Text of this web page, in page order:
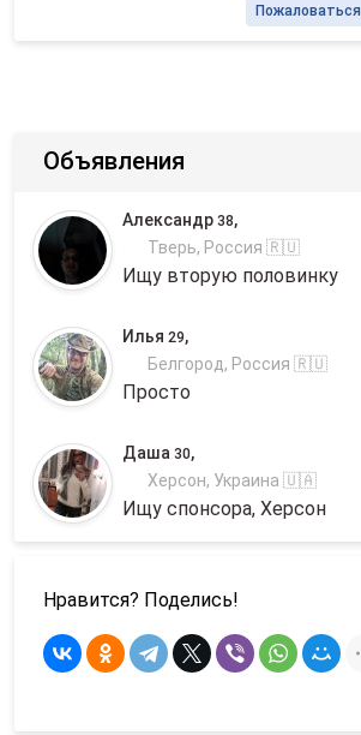
Пожаловаться
Объявления
Александр 38,
Тверь, Россия 🇷🇺
Ищу вторую половинку
Илья 29,
Белгород, Россия 🇷🇺
Просто
Даша 30,
Херсон, Украина 🇺🇦
Ищу спонсора, Херсон
Нравится? Поделись!